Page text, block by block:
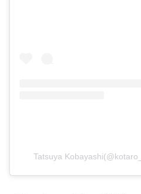
Tatsuya